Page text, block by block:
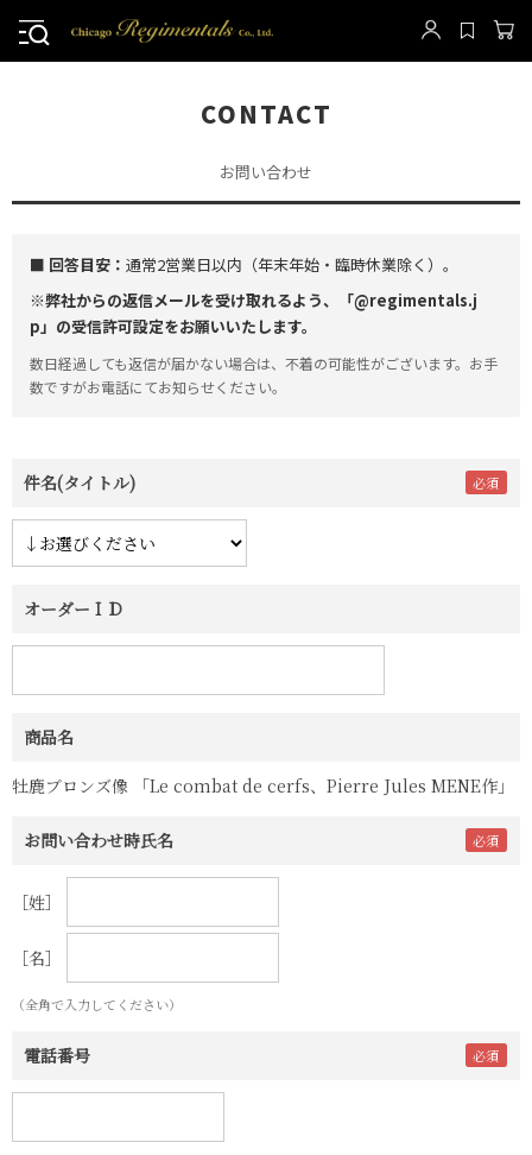
CONTACT
お問い合わせ
■ 回答目安： 通常2営業日以内（年末年始・臨時休業除く）。
※弊社からの返信メールを受け取れるよう、「@regimentals.j
p」の受信許可設定をお願いいたします。
数日経過しても返信が届かない場合は、不着の可能性がございます。お手
数ですがお電話にてお知らせください。
件名(タイトル)
オーダーＩＤ
商品名
牡鹿ブロンズ像 「Le combat de cerfs、Pierre Jules MENE作」
お問い合わせ時氏名
［姓］
［名］
（全角で入力してください）
電話番号